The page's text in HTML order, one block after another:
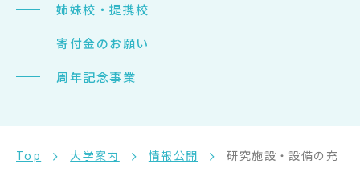
姉妹校・提携校
寄付金のお願い
周年記念事業
Top 大学案内 情報公開
研究施設・設備の充